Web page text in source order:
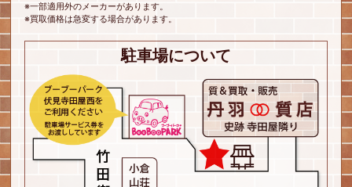
※一部適用外のメーカーがあります。
※買取価格は急変する場合があります。
駐車場について